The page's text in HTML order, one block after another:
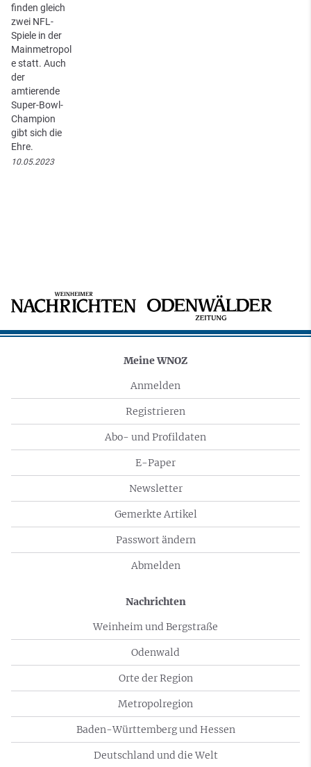
finden gleich
zwei NFL-
Spiele in der
Mainmetropol
e statt. Auch
der
amtierende
Super-Bowl-
Champion
gibt sich die
Ehre.
10.05.2023
Meine WNOZ
Anmelden
Registrieren
Abo- und Profildaten
E-Paper
Newsletter
Gemerkte Artikel
Passwort ändern
Abmelden
Nachrichten
Weinheim und Bergstraße
Odenwald
Orte der Region
Metropolregion
Baden-Württemberg und Hessen
Deutschland und die Welt